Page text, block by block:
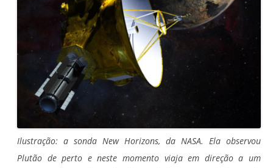
Ilustração: a sonda New Horizons, da NASA. Ela observou
Plutão de perto e neste momento viaja em direção a um